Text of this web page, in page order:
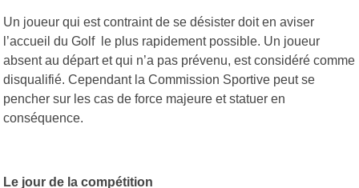
Un joueur qui est contraint de se désister doit en aviser
l’accueil du Golf le plus rapidement possible. Un joueur
absent au départ et qui n’a pas prévenu, est considéré comme
disqualifié. Cependant la Commission Sportive peut se
pencher sur les cas de force majeure et statuer en
conséquence.
Le jour de la compétition